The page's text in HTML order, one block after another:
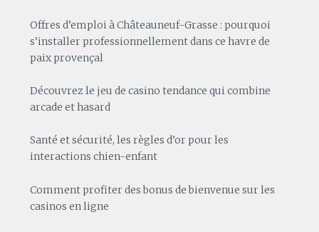
Offres d’emploi à Châteauneuf-Grasse : pourquoi
s’installer professionnellement dans ce havre de
paix provençal
Découvrez le jeu de casino tendance qui combine
arcade et hasard
Santé et sécurité, les règles d’or pour les
interactions chien-enfant
Comment profiter des bonus de bienvenue sur les
casinos en ligne